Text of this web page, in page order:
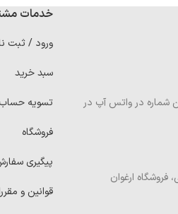
شماره در واتس آپ در
فروشگاه ارغوان
خدمات
ورود / ثبت
سبد خرید
تسویه حساب
فروشگاه
پیگیری
قوانین و